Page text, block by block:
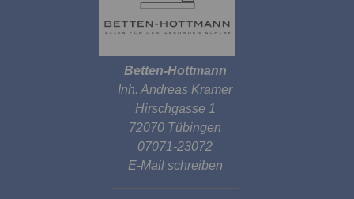
Betten-Hottmann
Inh. Andreas Kramer
Hirschgasse 1
72070 Tübingen
07071-23072
E-Mail schreiben